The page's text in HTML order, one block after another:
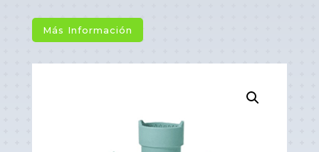
Más Información